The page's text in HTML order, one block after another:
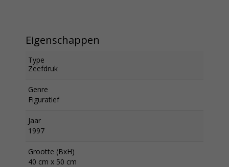
Eigenschappen
Type
Zeefdruk
Genre
Figuratief
Jaar
1997
Grootte (BxH)
40 cm x 50 cm